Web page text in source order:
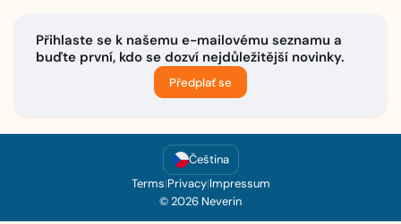
Přihlaste se k našemu e-mailovému seznamu a
buďte první, kdo se dozví nejdůležitější novinky.
Předplať se
Čeština
Terms|Privacy|Impressum
© 2026 Neverin